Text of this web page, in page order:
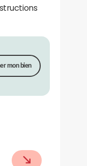
mon bien